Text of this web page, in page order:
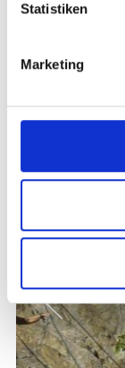
Statistiken
Marketing
Weitere